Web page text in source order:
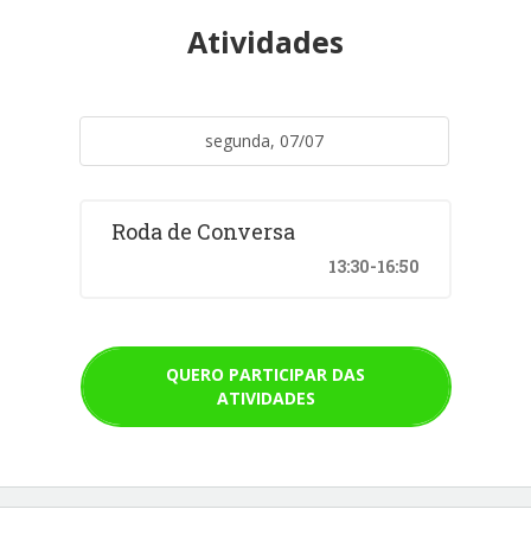
Atividades
segunda, 07/07
Roda de Conversa
13:30-16:50
QUERO PARTICIPAR DAS
ATIVIDADES